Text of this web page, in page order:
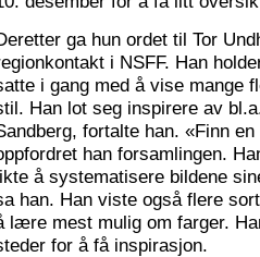
ga hun ordet til Tor
i NSFF. Han
i gang med å vise mange
Han lot seg inspirere av
fortalte han. «Finn
han forsamlingen.
å systematisere bildene
han. Han viste også flere
lære mest mulig om farger.
for å få inspirasjon.